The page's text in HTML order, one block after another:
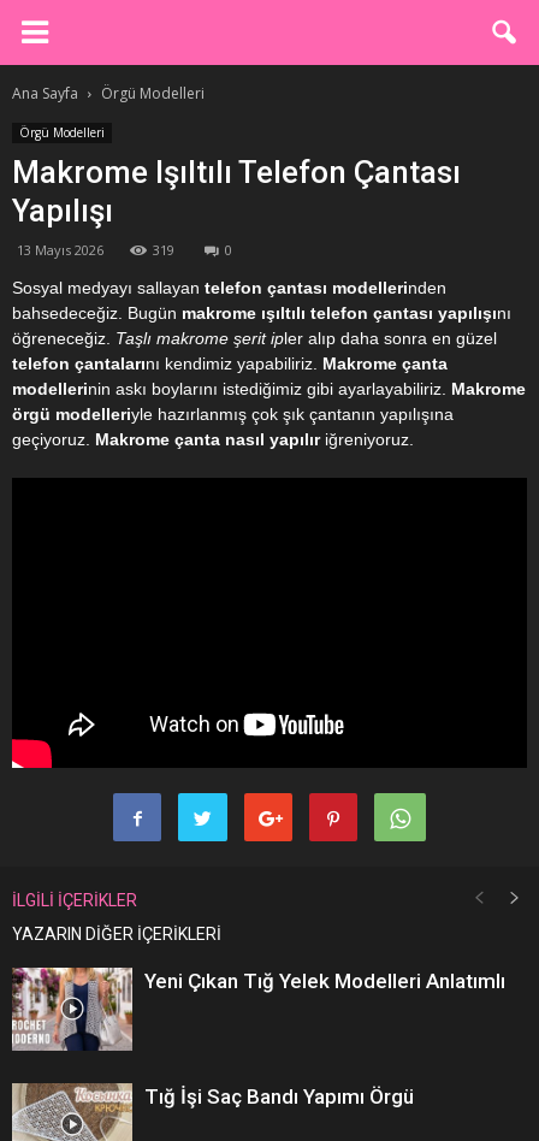
Ana Sayfa Örgü Modelleri
Örgü Modelleri
Makrome Işıltılı Telefon Çantası
Yapılışı
13 Mayıs 2026 319 0
Sosyal medyayı sallayan telefon çantası modellerinden
bahsedeceğiz. Bugün makrome ışıltılı telefon çantası yapılışını
öğreneceğiz. Taşlı makrome şerit ipler alıp daha sonra en güzel
telefon çantalarını kendimiz yapabiliriz. Makrome çanta
modellerinin askı boylarını istediğimiz gibi ayarlayabiliriz. Makrome
örgü modelleriyle hazırlanmış çok şık çantanın yapılışına
geçiyoruz. Makrome çanta nasıl yapılıriğreniyoruz.
İLGİLİ İÇERİKLER
YAZARIN DİĞER İÇERİKLERİ
Yeni Çıkan Tığ Yelek Modelleri Anlatımlı
Tığ İşi Saç Bandı Yapımı Örgü